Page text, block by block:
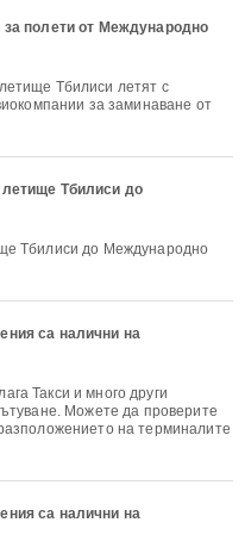
за полети от Международно
Тбилиси летят с
за заминаване от
Тбилиси до
са налични на
Можете да проверите
на терминалите
са налични на